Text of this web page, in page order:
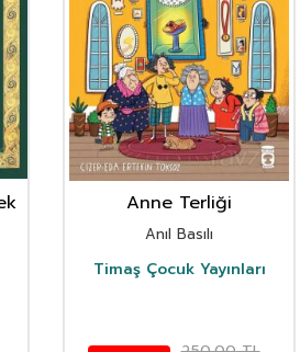
Anne Terliği
Anıl Basılı
Timaş Çocuk Yayınları